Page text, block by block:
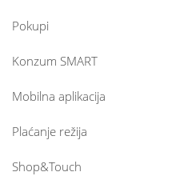
Pokupi
Konzum SMART
Mobilna aplikacija
Plaćanje režija
Shop&Touch